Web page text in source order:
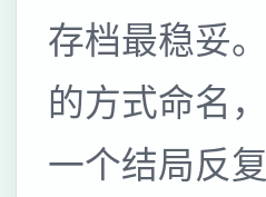
存档最稳妥
的方式命名
一个结局反